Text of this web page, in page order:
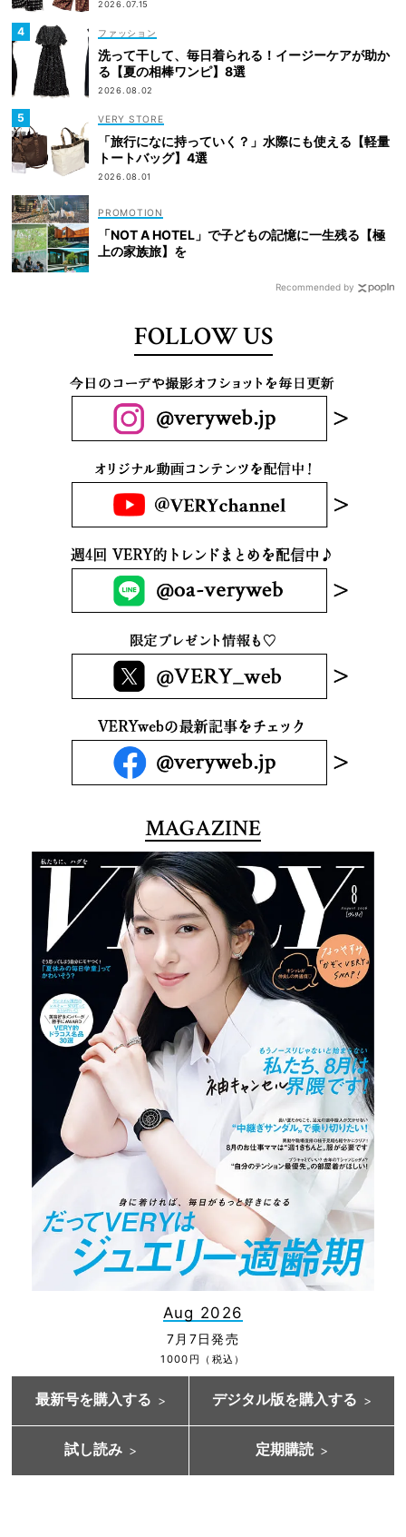
2026.07.15
ファッション
洗って干して、毎日着られる！イージーケアが助か
る【夏の相棒ワンピ】8選
2026.08.02
VERY STORE
「旅行になに持っていく？」水際にも使える【軽量
トートバッグ】4選
2026.08.01
「NOT A HOTEL」で子どもの記憶に一生残る【極
上の家族旅】を
Recommended by
FOLLOW US
MAGAZINE
Aug 2026
7月7日発売
1000円（税込）
最新号を購入する デジタル版を購入する
試し読み 定期購読